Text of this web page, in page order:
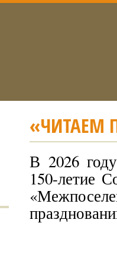
«ЧИТАЕМ
В 2026
150-летие